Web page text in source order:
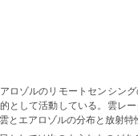
ロゾルのリモートセンシン
として活動している。雲レ
とエアロゾルの分布と放射